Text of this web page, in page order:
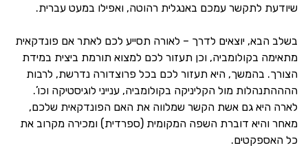
שיודעת לתקשר עמכם באנגלית רהוטה, ואפילו במעט עברית.
בשלב הבא, יוצאים לדרך – לאורה תסייע לכם לאתר אם פונדקאית
מתאימה בקולומביה, וכן תעזור לכם למצוא תורמת ביצית במידת
הצורך. בהמשך, היא תעזור לכם בכל פרוצדורה נדרשת, לרבות
ההההתנהלות מול הקליניקה בקולומביה, ענייני לוגיסטיקה וכו’.
לארה היא גם אשת הקשר שמלווה את האם הפונדקאית שלכם,
מאחר והיא דוברת השפה המקומית (ספרדית) ומכירה מקרוב את
כל האספקטים.